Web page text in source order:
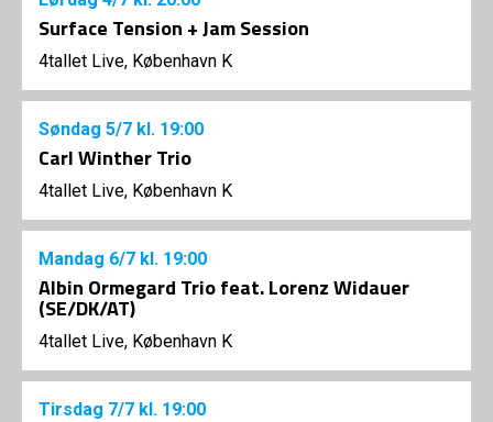
Surface Tension + Jam Session
4tallet Live, København K
Søndag 5/7 kl. 19:00
Carl Winther Trio
4tallet Live, København K
Mandag 6/7 kl. 19:00
Albin Ormegard Trio feat. Lorenz Widauer
(SE/DK/AT)
4tallet Live, København K
Tirsdag 7/7 kl. 19:00